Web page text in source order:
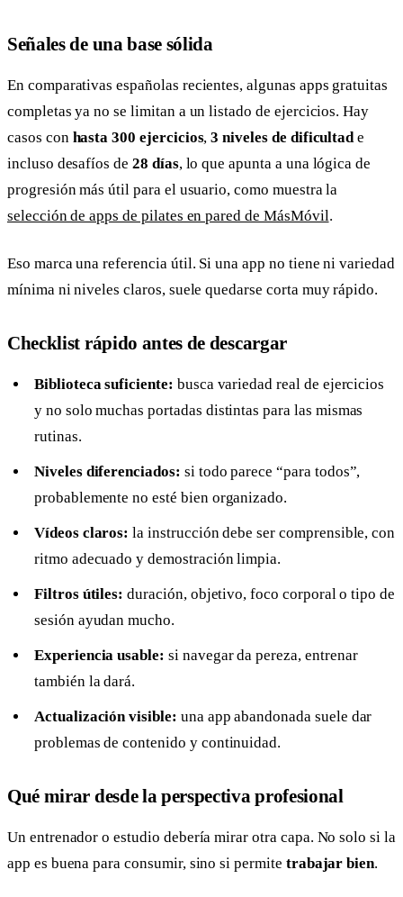
Señales de una base sólida
En comparativas españolas recientes, algunas apps gratuitas
completas ya no se limitan a un listado de ejercicios. Hay
casos con hasta 300 ejercicios,3 niveles de dificultade
incluso desafíos de 28 días, lo que apunta a una lógica de
progresión más útil para el usuario, como muestra la
selección de apps de pilates en pared de MásMóvil.
Eso marca una referencia útil. Si una app no tiene ni variedad
mínima ni niveles claros, suele quedarse corta muy rápido.
Checklist rápido antes de descargar
Biblioteca suficiente: busca variedad real de ejercicios
y no solo muchas portadas distintas para las mismas
rutinas.
Niveles diferenciados: si todo parece “para todos”,
probablemente no esté bien organizado.
Vídeos claros: la instrucción debe ser comprensible, con
ritmo adecuado y demostración limpia.
Filtros útiles: duración, objetivo, foco corporal o tipo de
sesión ayudan mucho.
Experiencia usable: si navegar da pereza, entrenar
también la dará.
Actualización visible: una app abandonada suele dar
problemas de contenido y continuidad.
Qué mirar desde la perspectiva profesional
Un entrenador o estudio debería mirar otra capa. No solo si la
app es buena para consumir, sino si permite trabajar bien.